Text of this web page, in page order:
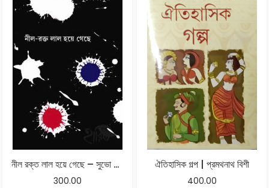
নীল রক্ত লাল হয়ে গেছে – সুভো ঠাকুর
300.00
ঐতিহাসিক গল্প | প্রমথনাথ বিশী
400.00